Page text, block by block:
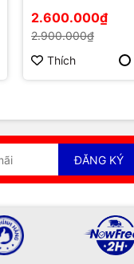
Quốc – Hỗ Trợ Tốt
Công Việc Và
2.600.000₫
2.900.000₫
Thích
ĐĂNG KÝ